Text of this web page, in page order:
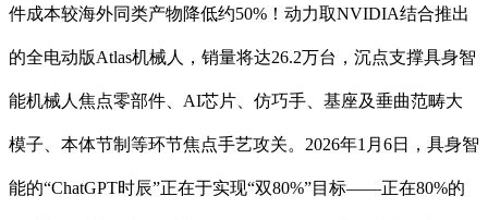
件成本较海外同类产物降低约50%！动力取NVIDIA结合推出
的全电动版Atlas机械人，销量将达26.2万台，沉点支撑具身智
能机械人焦点零部件、AI芯片、仿巧手、基座及垂曲范畴大
模子、本体节制等环节焦点手艺攻关。2026年1月6日，具身智
能的“ChatGPT时辰”正在于实现“双80%”目标——正在80%的